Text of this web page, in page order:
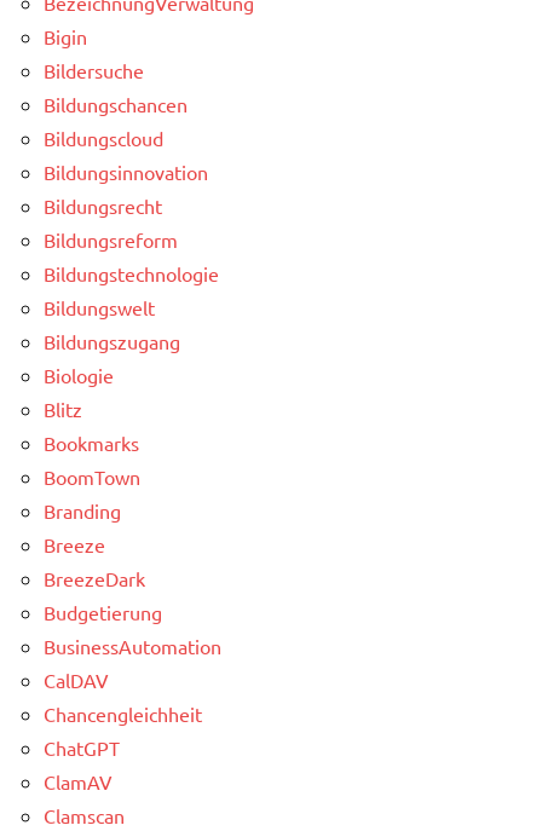
Bigin
Bildersuche
Bildungschancen
Bildungscloud
Bildungsinnovation
Bildungsrecht
Bildungsreform
Bildungstechnologie
Bildungswelt
Bildungszugang
Biologie
Blitz
Bookmarks
BoomTown
Branding
Breeze
BreezeDark
Budgetierung
BusinessAutomation
CalDAV
Chancengleichheit
ChatGPT
ClamAV
Clamscan